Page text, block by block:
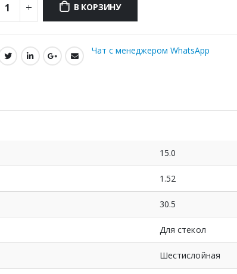
В КОРЗИНУ
Чат с менеджером WhatsApp
15.0
1.52
30.5
Для стекол
Шестислойная